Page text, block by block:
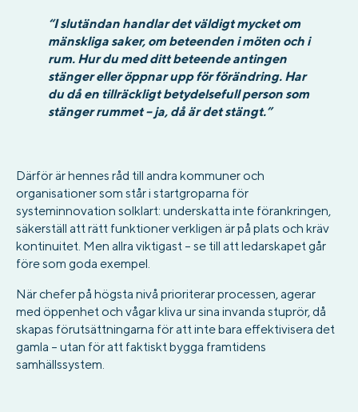
“I slutändan handlar det väldigt mycket om
mänskliga saker, om beteenden i möten och i
rum. Hur du med ditt beteende antingen
stänger eller öppnar upp för förändring. Har
du då en tillräckligt betydelsefull person som
stänger rummet – ja, då är det stängt.”
Därför är hennes råd till andra kommuner och
organisationer som står i startgroparna för
systeminnovation solklart: underskatta inte förankringen,
säkerställ att rätt funktioner verkligen är på plats och kräv
kontinuitet. Men allra viktigast – se till att ledarskapet går
före som goda exempel.
När chefer på högsta nivå prioriterar processen, agerar
med öppenhet och vågar kliva ur sina invanda stuprör, då
skapas förutsättningarna för att inte bara effektivisera det
gamla – utan för att faktiskt bygga framtidens
samhällssystem.